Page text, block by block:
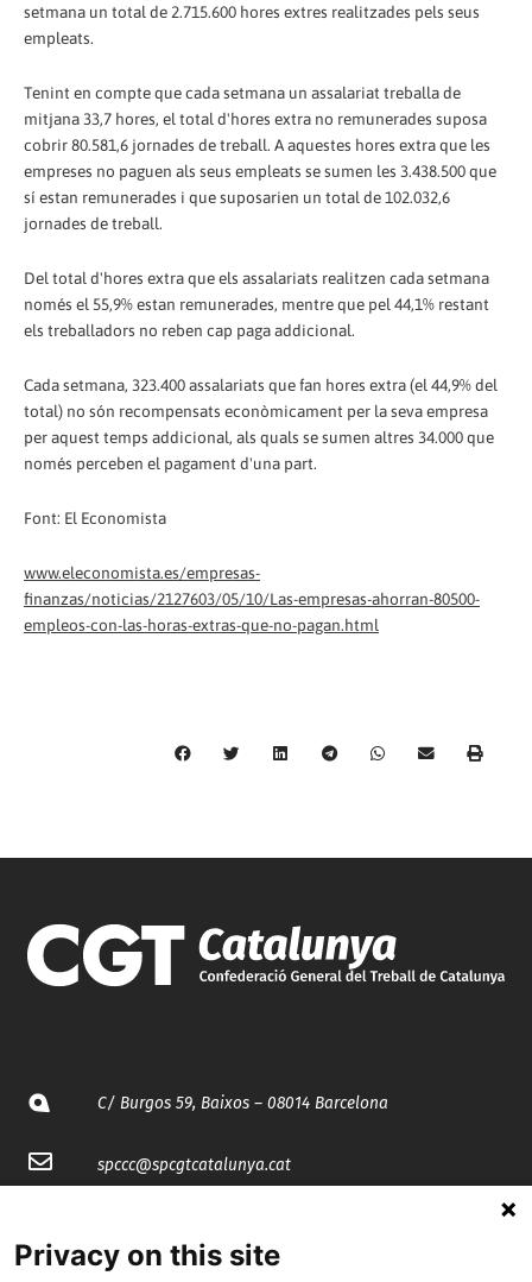
setmana un total de 2.715.600 hores extres realitzades pels seus
empleats.
Tenint en compte que cada setmana un assalariat treballa de
mitjana 33,7 hores, el total d'hores extra no remunerades suposa
cobrir 80.581,6 jornades de treball. A aquestes hores extra que les
empreses no paguen als seus empleats se sumen les 3.438.500 que
sí estan remunerades i que suposarien un total de 102.032,6
jornades de treball.
Del total d'hores extra que els assalariats realitzen cada setmana
només el 55,9% estan remunerades, mentre que pel 44,1% restant
els treballadors no reben cap paga addicional.
Cada setmana, 323.400 assalariats que fan hores extra (el 44,9% del
total) no són recompensats econòmicament per la seva empresa
per aquest temps addicional, als quals se sumen altres 34.000 que
només perceben el pagament d'una part.
Font: El Economista
www.eleconomista.es/empresas-
finanzas/noticias/2127603/05/10/Las-empresas-ahorran-80500-
empleos-con-las-horas-extras-que-no-pagan.html
C/ Burgos 59, Baixos – 08014 Barcelona
spccc@spcgtcatalunya.cat
Privacy on this site